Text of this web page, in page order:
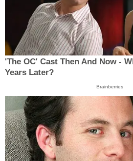
'The OC' Cast Then And Now -
Years Later?
Brainberries